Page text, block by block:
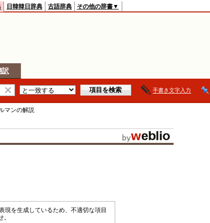
日韓韓日辞典 古語辞典 その他の辞書▼
訳
手書き文字入力
マンの解説
現を生成しているため、不適切な項目
。